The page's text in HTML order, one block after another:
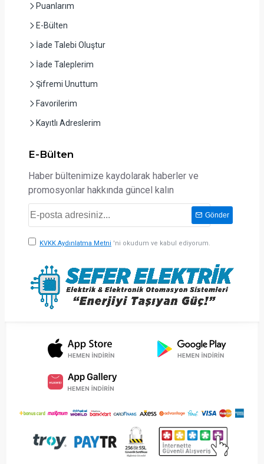
Puanlarım
E-Bülten
İade Talebi Oluştur
İade Taleplerim
Şifremi Unuttum
Favorilerim
Kayıtlı Adreslerim
E-Bülten
Haber bültenimize kaydolarak haberler ve
promosyonlar hakkında güncel kalın
Gönder
KVKK Aydınlatma Metni 'ni okudum ve kabul ediyorum.